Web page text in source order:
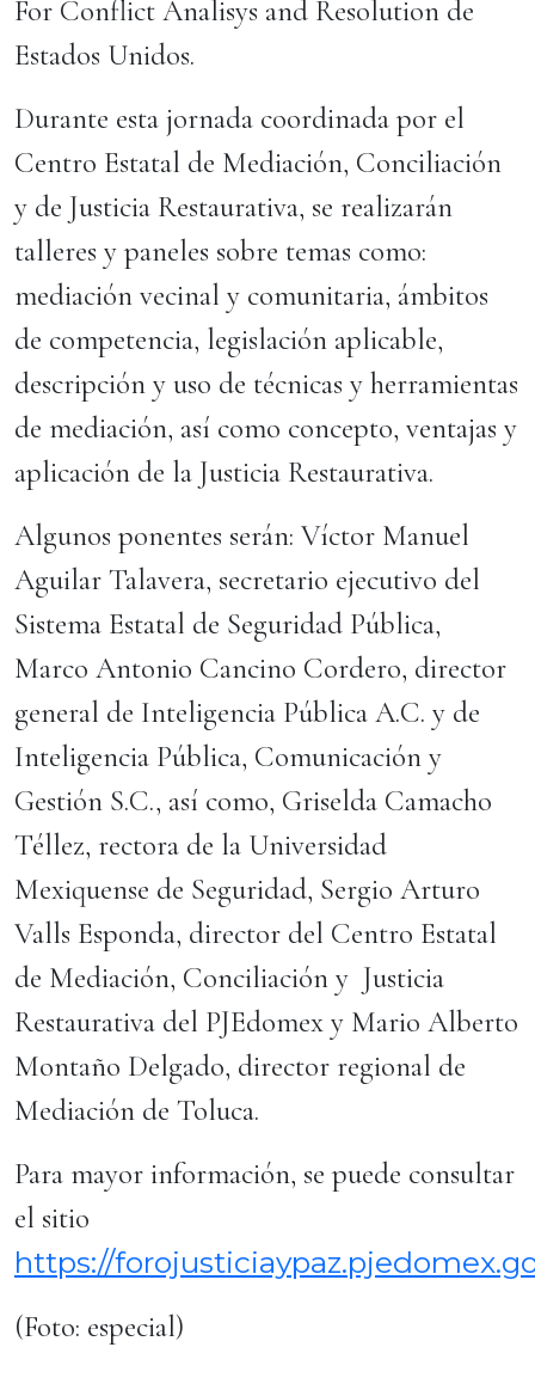
For Conflict Analisys and Resolution de
Estados Unidos.
Durante esta jornada coordinada por el
Centro Estatal de Mediación, Conciliación
y de Justicia Restaurativa, se realizarán
talleres y paneles sobre temas como:
mediación vecinal y comunitaria, ámbitos
de competencia, legislación aplicable,
descripción y uso de técnicas y herramientas
de mediación, así como concepto, ventajas y
aplicación de la Justicia Restaurativa.
Algunos ponentes serán: Víctor Manuel
Aguilar Talavera, secretario ejecutivo del
Sistema Estatal de Seguridad Pública,
Marco Antonio Cancino Cordero, director
general de Inteligencia Pública A.C. y de
Inteligencia Pública, Comunicación y
Gestión S.C., así como, Griselda Camacho
Téllez, rectora de la Universidad
Mexiquense de Seguridad, Sergio Arturo
Valls Esponda, director del Centro Estatal
de Mediación, Conciliación y Justicia
Restaurativa del PJEdomex y Mario Alberto
Montaño Delgado, director regional de
Mediación de Toluca.
Para mayor información, se puede consultar
el sitio
https://
(Foto: especial)